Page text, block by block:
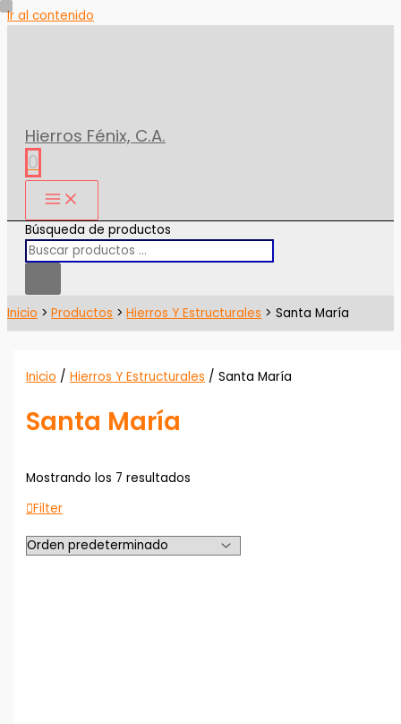
Ir al contenido
Hierros Fénix, C.A.
0
Búsqueda de productos
Inicio Productos Hierros Y Estructurales Santa María
Inicio /Hierros Y Estructurales / Santa María
Santa María
Mostrando los 7 resultados
Filter